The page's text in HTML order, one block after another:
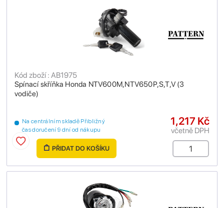
Spínací skříňka Honda NTV600M,NTV650P,S,T,V (3
vodiče)
Kód zboží : AB1975
Na centrálním skladě Přibližný
čas doručení 9 dní od nákupu
1,217 Kč
včetně DPH
PŘIDAT DO KOŠÍKU